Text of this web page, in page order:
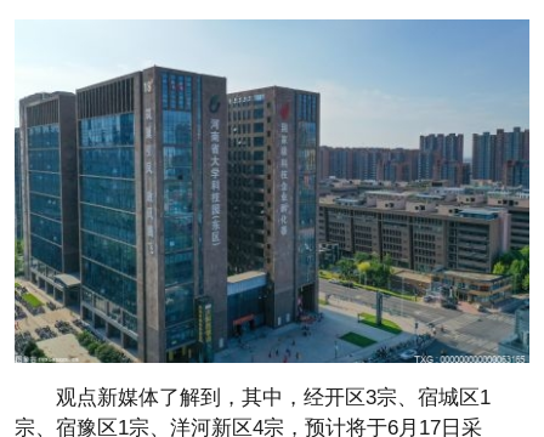
观点新媒体了解到，其中，经开区3宗、宿城区1
宗、宿豫区1宗、洋河新区4宗，预计将于6月17日采